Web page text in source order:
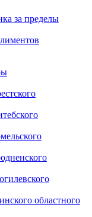
за пределы
областного